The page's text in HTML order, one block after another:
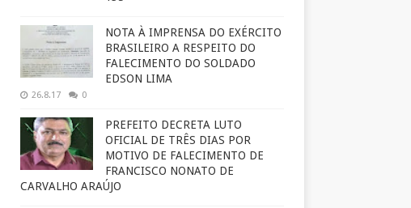
NOTA À IMPRENSA DO EXÉRCITO
BRASILEIRO A RESPEITO DO
FALECIMENTO DO SOLDADO
EDSON LIMA
26.8.17 0
PREFEITO DECRETA LUTO
OFICIAL DE TRÊS DIAS POR
MOTIVO DE FALECIMENTO DE
FRANCISCO NONATO DE
CARVALHO ARAÚJO